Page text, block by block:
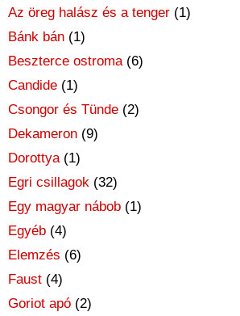
Az öreg halász és a tenger (1)
Bánk bán (1)
Beszterce ostroma(6)
Candide (1)
Csongor és Tünde (2)
Dekameron (9)
Dorottya(1)
Egri csillagok (32)
Egy magyar nábob (1)
Egyéb (4)
Elemzés (6)
Faust (4)
Goriot apó (2)